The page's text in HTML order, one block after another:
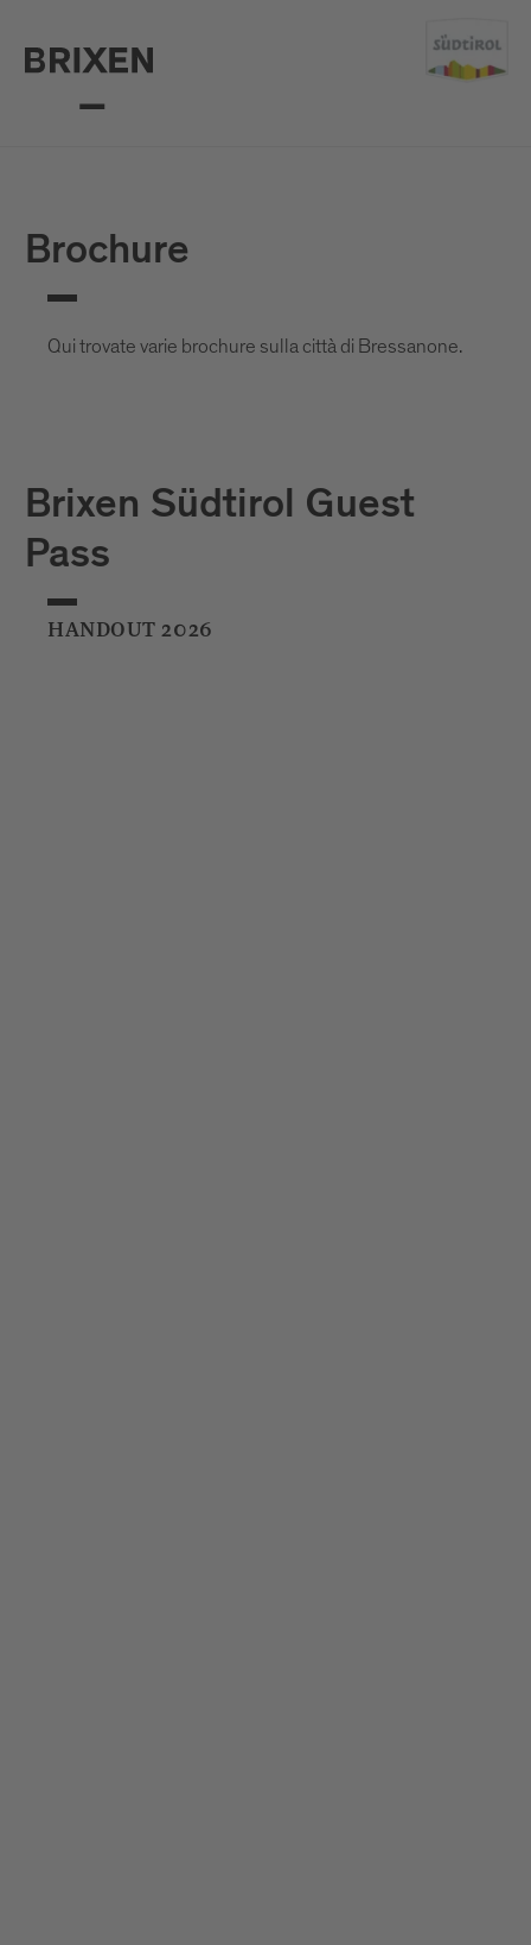
Brochure
Qui trovate varie brochure sulla città di Bressanone.
Brixen Südtirol Guest
Pass
HANDOUT 2026